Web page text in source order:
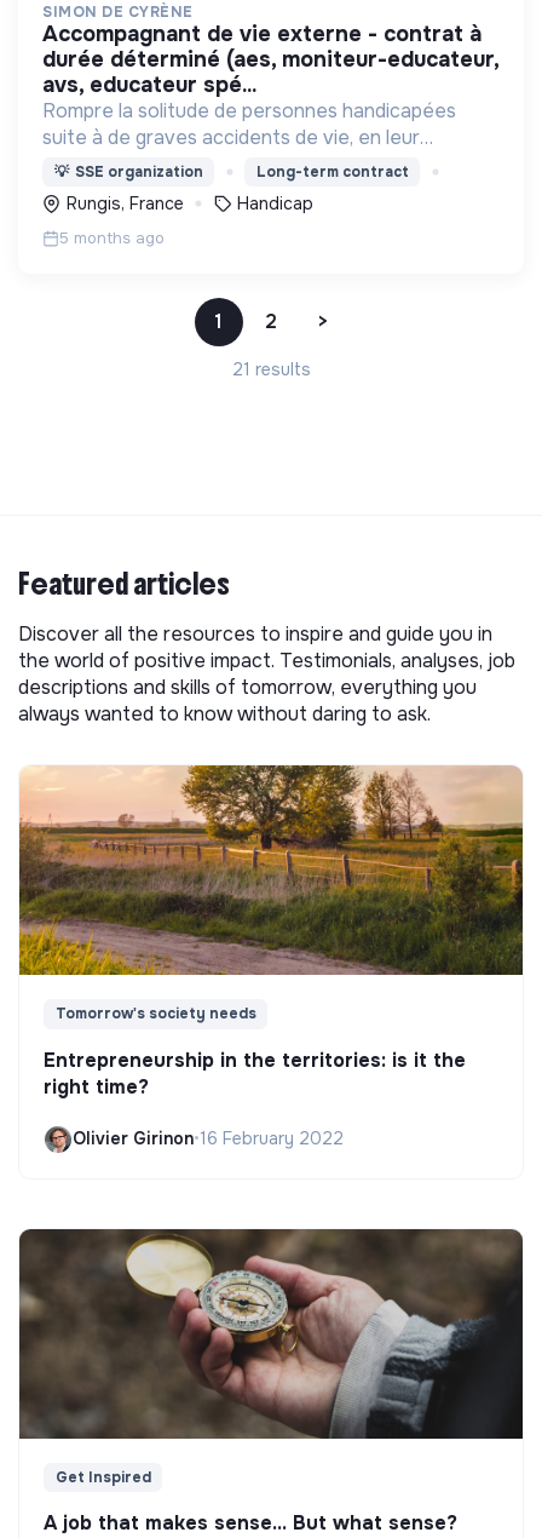
SIMON DE CYRÈNE
accompagnant de vie externe - contrat à
durée déterminé (aes, moniteur-educateur,
avs, educateur spé...
Rompre la solitude de personnes handicapées
suite à de graves accidents de vie, en leur
proposant de vivre ensemble avec des valides
dans des maisons partagées, et s'intégrer dans la
vie du quartier.
💡 SSE organization Long-term contract
Rungis, France Handicap
5 months ago
1 2 >
21 results
Featured articles
Discover all the resources to inspire and guide you in
the world of positive impact. Testimonials, analyses, job
descriptions and skills of tomorrow, everything you
always wanted to know without daring to ask.
Tomorrow's society needs
Entrepreneurship in the territories: is it the
right time?
Olivier Girinon•16 February 2022
Get Inspired
A job that makes sense... But what sense?